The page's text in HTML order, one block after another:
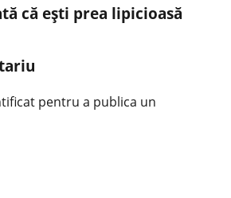
că ești prea lipicioasă
pentru a publica un